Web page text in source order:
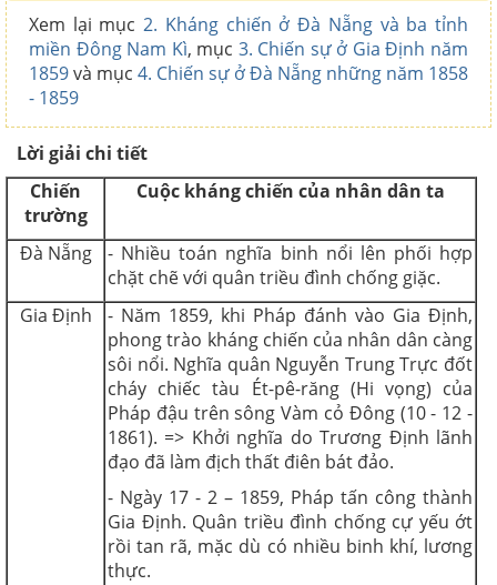
Xem lại mục2. Kháng chiến ở Đà Nẵng và ba tỉnh
miền Đông Nam Kì, mục 3. Chiến sự ở Gia Định năm
1859và mục 4. Chiến sự ở Đà Nẵng những năm 1858
- 1859
Lời giải chi tiết
Chiến
trường
Cuộc kháng chiến của nhân dân ta
Đà Nẵng
- Nhiều toán nghĩa binh nổi lên phối hợp
chặt chẽ với quân triều đình chống giặc.
Gia Định
- Năm 1859, khi Pháp đánh vào Gia Định,
phong trào kháng chiến của nhân dân càng
sôi nổi. Nghĩa quân Nguyễn Trung Trực đốt
cháy chiếc tàu Ét-pê-răng (Hi vọng) của
Pháp đậu trên sông Vàm cỏ Đông (10 - 12 -
1861). => Khởi nghĩa do Trương Định lãnh
đạo đã làm địch thất điên bát đảo.
- Ngày 17 - 2 – 1859, Pháp tấn công thành
Gia Định. Quân triều đình chống cự yếu ớt
rồi tan rã, mặc dù có nhiều binh khí, lương
thực.